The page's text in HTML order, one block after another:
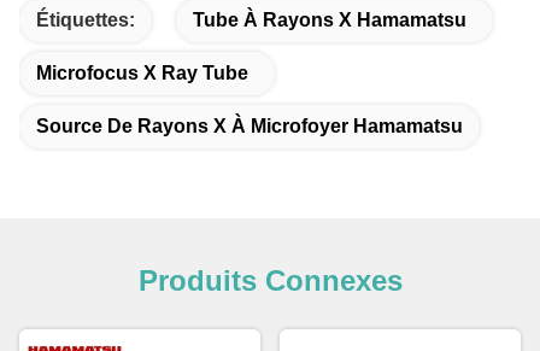
Étiquettes: Tube À Rayons X Hamamatsu
Microfocus X Ray Tube
Source De Rayons X À Microfoyer Hamamatsu
Produits Connexes